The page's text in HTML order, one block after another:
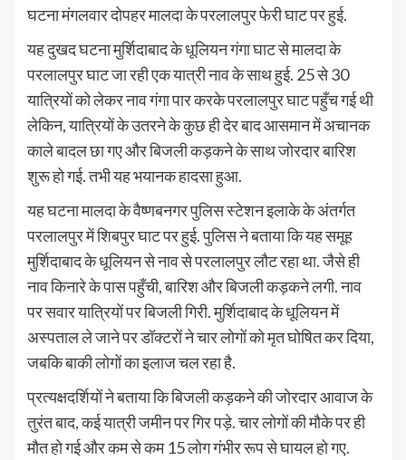
घटना मंगलवार दोपहर मालदा के परलालपुर फेरी घाट पर हुई.
यह दुखद घटना मुर्शिदाबाद के धूलियन गंगा घाट से मालदा के
परलालपुर घाट जा रही एक यात्री नाव के साथ हुई. 25 से 30
यात्रियों को लेकर नाव गंगा पार करके परलालपुर घाट पहुँच गई थी
लेकिन, यात्रियों के उतरने के कुछ ही देर बाद आसमान में अचानक
काले बादल छा गए और बिजली कड़कने के साथ जोरदार बारिश
शुरू हो गई. तभी यह भयानक हादसा हुआ.
यह घटना मालदा के वैष्णबनगर पुलिस स्टेशन इलाके के अंतर्गत
परलालपुर में शिबपुर घाट पर हुई. पुलिस ने बताया कि यह समूह
मुर्शिदाबाद के धूलियन से नाव से परलालपुर लौट रहा था. जैसे ही
नाव किनारे के पास पहुँची, बारिश और बिजली कड़कने लगी. नाव
पर सवार यात्रियों पर बिजली गिरी. मुर्शिदाबाद के धूलियन में
अस्पताल ले जाने पर डॉक्टरों ने चार लोगों को मृत घोषित कर दिया,
जबकि बाकी लोगों का इलाज चल रहा है.
प्रत्यक्षदर्शियों ने बताया कि बिजली कड़कने की जोरदार आवाज के
तुरंत बाद, कई यात्री जमीन पर गिर पड़े. चार लोगों की मौके पर ही
मौत हो गई और कम से कम 15 लोग गंभीर रूप से घायल हो गए.